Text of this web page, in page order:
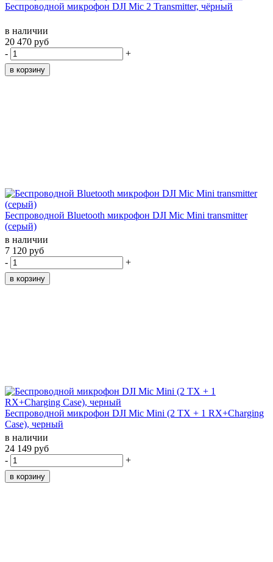
Беспроводной микрофон DJI Mic 2 Transmitter, чёрный
в наличии
20 470 руб
-
+
Беспроводной Bluetooth микрофон DJI Mic Mini transmitter
(серый)
в наличии
7 120 руб
-
+
Беспроводной микрофон DJI Mic Mini (2 TX + 1 RX+Charging
Case), черный
в наличии
24 149 руб
-
+